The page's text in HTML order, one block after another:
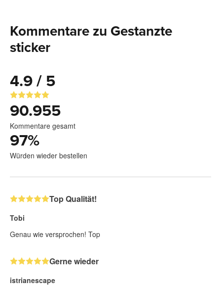
Kommentare zu Gestanzte
sticker
4.9 / 5
90.955
Kommentare gesamt
97%
Würden wieder bestellen
Top Qualität!
Tobi
Genau wie versprochen! Top
Gerne wieder
istrianescape